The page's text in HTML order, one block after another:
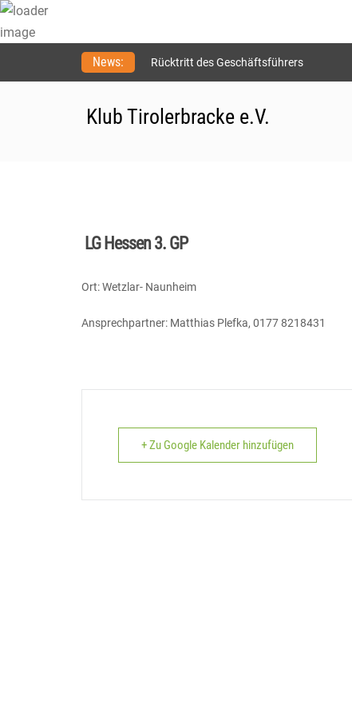
News:
Rücktritt des Geschäftsführers
Meldefrist zur Spezialzuchtschau
Klub Tirolerbracke e.V.
LG Hessen 3. GP
Ort: Wetzlar- Naunheim
Ansprechpartner: Matthias Plefka, 0177 8218431
+ Zu Google Kalender hinzufügen